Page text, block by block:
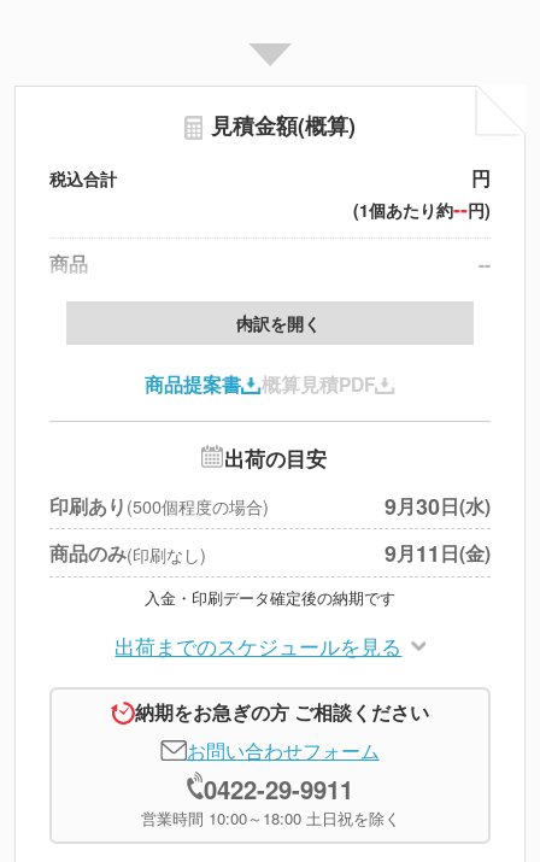
見積金額(概算)
税込合計 円
(1個あたり約--円)
商品
--
製版代
印刷代
北海道・沖縄・離島 別途
円
※上記小計は税別です
内訳を開く
商品提案書 概算見積PDF
出荷の目安
印刷あり (500個程度の場合) 9月30日(水)
商品のみ(印刷なし) 9月11 日(金)
入金・印刷データ確定後の納期です
出荷までのスケジュールを見る
納期をお急ぎの方 ご相談ください
お問い合わせフォーム
0422-29-9911
営業時間 10:00～18:00 土日祝を除く